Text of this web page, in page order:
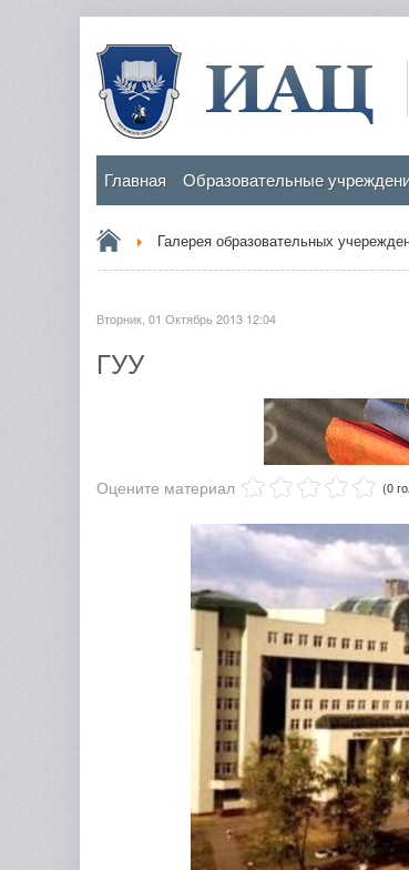
Главная Образовательные
Галерея образовательных
Вторник, 01 Октябрь 2013 12:04
ГУУ
Оцените материал (0